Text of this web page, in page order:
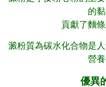
的黏
貢獻了麵
澱粉質為碳水化合物是
營養
優異